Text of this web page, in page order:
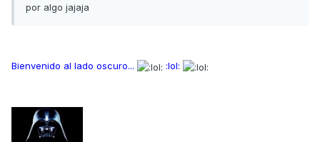
por algo jajaja
Bienvenido al lado oscuro... :lol: